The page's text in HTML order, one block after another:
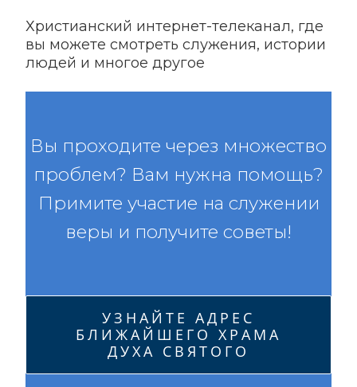
Христианский интернет-телеканал, где
вы можете смотреть служения, истории
людей и многое другое
Вы проходите через множество
проблем? Вам нужна помощь?
Примите участие на служении
веры и получите советы!
УЗНАЙТЕ АДРЕС
БЛИЖАЙШЕГО ХРАМА
ДУХА СВЯТОГО